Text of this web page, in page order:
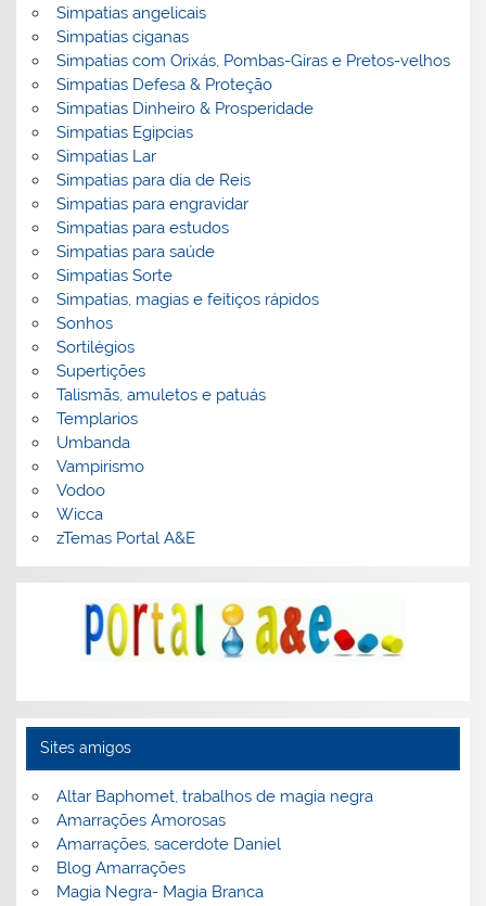
Simpatias angelicais
Simpatias ciganas
Simpatias com Orixás, Pombas-Giras e Pretos-velhos
Simpatias Defesa & Proteção
Simpatias Dinheiro & Prosperidade
Simpatias Egipcias
Simpatias Lar
Simpatias para dia de Reis
Simpatias para engravidar
Simpatias para estudos
Simpatias para saúde
Simpatias Sorte
Simpatias, magias e feitiços rápidos
Sonhos
Sortilégios
Supertições
Talismãs, amuletos e patuás
Templarios
Umbanda
Vampirismo
Vodoo
Wicca
zTemas Portal A&E
Sites amigos
Altar Baphomet, trabalhos de magia negra
Amarrações Amorosas
Amarrações, sacerdote Daniel
Blog Amarrações
Magia Negra- Magia Branca